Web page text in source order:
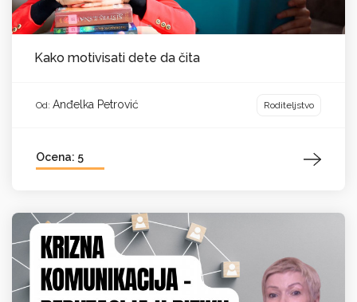
Kako motivisati dete da čita
Od: Anđelka Petrović Roditeljstvo
Ocena: 5